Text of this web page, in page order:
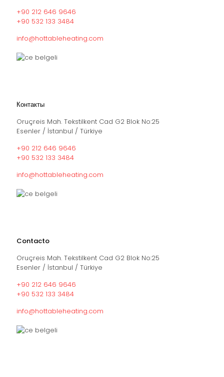
+90 212 646 9646
+90 532 133 3484
info@hottableheating.com
Контакты
Oruçreis Mah. Tekstilkent Cad G2 Blok No:25
Esenler / İstanbul / Türkiye
+90 212 646 9646
+90 532 133 3484
info@hottableheating.com
Contacto
Oruçreis Mah. Tekstilkent Cad G2 Blok No:25
Esenler / İstanbul / Türkiye
+90 212 646 9646
+90 532 133 3484
info@hottableheating.com